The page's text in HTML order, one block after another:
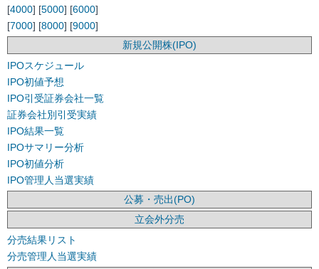
[4000] [5000] [6000]
[7000] [8000] [9000]
新規公開株(IPO)
IPOスケジュール
IPO初値予想
IPO引受証券会社一覧
証券会社別引受実績
IPO結果一覧
IPOサマリー分析
IPO初値分析
IPO管理人当選実績
公募・売出(PO)
立会外分売
分売結果リスト
分売管理人当選実績